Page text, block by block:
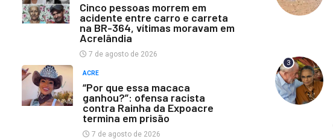
Cinco pessoas morrem em
acidente entre carro e carreta
na BR-364, vítimas moravam em
Acrelândia
7 de agosto de 2026
ACRE
“Por que essa macaca
ganhou?”: ofensa racista
contra Rainha da Expoacre
termina em prisão
7 de agosto de 2026
3